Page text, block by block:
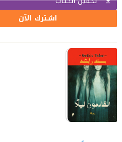
اشترك الآن